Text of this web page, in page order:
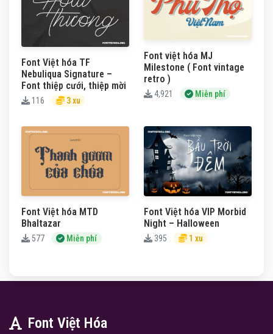
Font Việt hóa TF
Nebuliqua Signature –
Font thiệp cưới, thiệp mời
116 3 xu
Font việt hóa MJ
Milestone ( Font vintage
retro )
4,921 Miễn phí
Font Việt hóa MTD
Bhaltazar
577 Miễn phí
Font Việt hóa VIP Morbid
Night – Halloween
395 1 xu
Font Việt Hóa